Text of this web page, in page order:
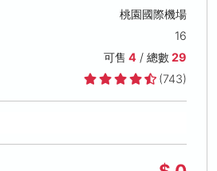
桃園國際機場
16
可售 4/ 總數29
(743)